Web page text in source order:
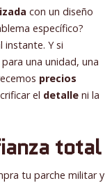
con un diseño
específico?
Y si
para una unidad, una
precios
el detalle ni la
total
tu parche militar y